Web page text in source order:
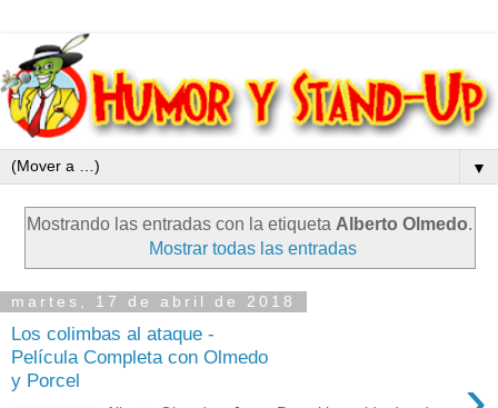
▼
Mostrando las entradas con la etiqueta Alberto Olmedo.
Mostrar todas las entradas
martes, 17 de abril de 2018
Los colimbas al ataque -
Película Completa con Olmedo
y Porcel